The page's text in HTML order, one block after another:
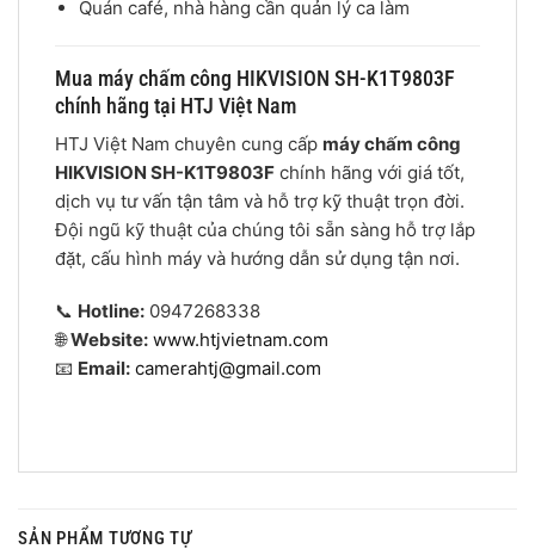
Quán café, nhà hàng cần quản lý ca làm
Mua máy chấm công HIKVISION SH-K1T9803F
chính hãng tại HTJ Việt Nam
HTJ Việt Nam chuyên cung cấp máy chấm công
HIKVISION SH-K1T9803F chính hãng với giá tốt,
dịch vụ tư vấn tận tâm và hỗ trợ kỹ thuật trọn đời.
Đội ngũ kỹ thuật của chúng tôi sẵn sàng hỗ trợ lắp
đặt, cấu hình máy và hướng dẫn sử dụng tận nơi.
📞 Hotline: 0947268338
🌐Website: www.htjvietnam.com
📧 Email: camerahtj@gmail.com
SẢN PHẨM TƯƠNG TỰ